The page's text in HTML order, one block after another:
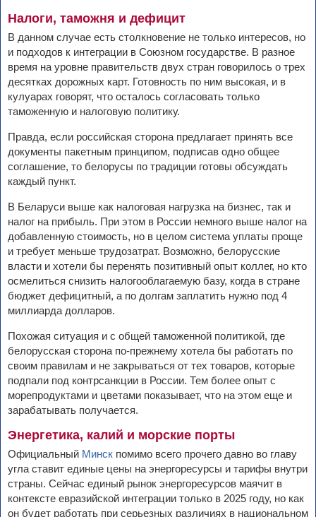
Налоги, таможня и дефицит
В данном случае есть столкновение не только интересов, но
и подходов к интеграции в Союзном государстве. В разное
время на уровне правительств двух стран говорилось о трех
десятках дорожных карт. Готовность по ним высокая, и в
кулуарах говорят, что осталось согласовать только
таможенную и налоговую политику.
Правда, если российская сторона предлагает принять все
документы пакетным принципом, подписав одно общее
соглашение, то белорусы по традиции готовы обсуждать
каждый пункт.
В Беларуси выше как налоговая нагрузка на бизнес, так и
налог на прибыль. При этом в России немного выше налог на
добавленную стоимость, но в целом система уплаты проще
и требует меньше трудозатрат. Возможно, белорусские
власти и хотели бы перенять позитивный опыт коллег, но кто
осмелиться снизить налогооблагаемую базу, когда в стране
бюджет дефицитный, а по долгам заплатить нужно под 4
миллиарда долларов.
Похожая ситуация и с общей таможенной политикой, где
белорусская сторона по-прежнему хотела бы работать по
своим правилам и не закрываться от тех товаров, которые
подпали под контрсанкции в России. Тем более опыт с
морепродуктами и цветами показывает, что на этом еще и
зарабатывать получается.
Энергетика, калий и морские порты
Официальный Минск помимо всего прочего давно во главу
угла ставит единые цены на энергоресурсы и тарифы внутри
страны. Сейчас единый рынок энергоресурсов маячит в
контексте евразийской интеграции только в 2025 году, но как
он будет работать при серьезных различиях в национальном